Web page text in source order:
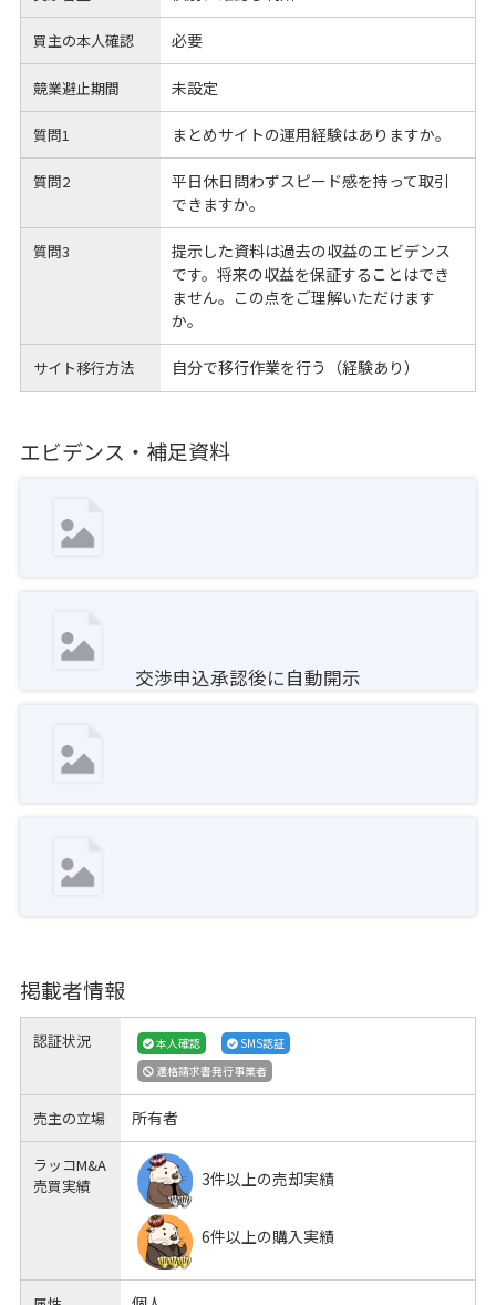
買主の本人確認 必要
競業避止期間 未設定
質問1 まとめサイトの運用経験はありますか。
質問2
平日休日問わずスピード感を持って取引
できますか。
質問3
提示した資料は過去の収益のエビデンス
です。将来の収益を保証することはでき
ません。この点をご理解いただけます
か。
サイト移行方法 自分で移行作業を行う（経験あり）
エビデンス・補足資料
交渉申込承認後に自動開示
掲載者情報
認証状況 本人確認
SMS認証
適格請求書発行事業者
売主の立場 所有者
ラッコM&A
売買実績
3件以上の売却実績
6件以上の購入実績